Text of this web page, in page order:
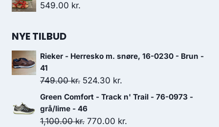
549.00 kr.
NYE TILBUD
Rieker - Herresko m. snøre, 16-0230 - Brun -
41
749.00kr. Den
oprindelige
pris
var:
524.30 kr.
aktuelle
er:
Green Comfort - Track n' Trail - 76-0973 -
grå/lime - 46
1,100.00kr. Den
770.00 kr.